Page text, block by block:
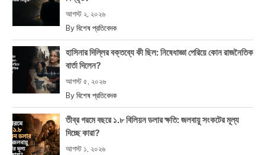
আগস্ট ২, ২০২৬
By বিশেষ প্রতিবেদক
হাসিনার দিল্লির বক্তব্যে কী ছিল: নিষেধাজ্ঞা পেরিয়ে কোন রাজনৈতিক
বার্তা দিলেন?
আগস্ট ৫, ২০২৬
By বিশেষ প্রতিবেদক
তীব্র গরমে বছরে ১.৮ বিলিয়ন ডলার ক্ষতি: জলবায়ু সংকটের মূল্য
দিচ্ছে কারা?
আগস্ট ১, ২০২৬